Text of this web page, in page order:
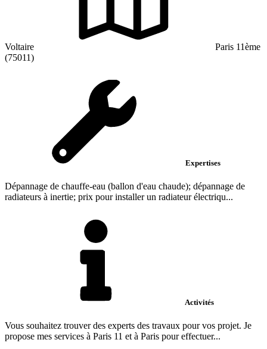
Voltaire
Paris 11ème
(75011)
Expertises
Dépannage de chauffe-eau (ballon d'eau chaude); dépannage de
radiateurs à inertie; prix pour installer un radiateur électriqu...
Activités
Vous souhaitez trouver des experts des travaux pour vos projet. Je
propose mes services à Paris 11 et à Paris pour effectuer...